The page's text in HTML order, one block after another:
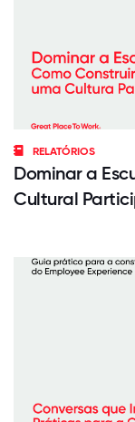
RELATÓRIOS
Dominar a
Cultural